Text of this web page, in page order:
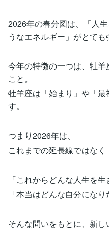
2026年の春分図は、「人
うなエネルギー」がとても
今年の特徴の一つは、牡
こと。
牡羊座は「始まり」や「
す。
つまり2026年は、
これまでの延長線ではなく
「これからどんな人生を生
「本当はどんな自分になり
そんな問いをもとに、新